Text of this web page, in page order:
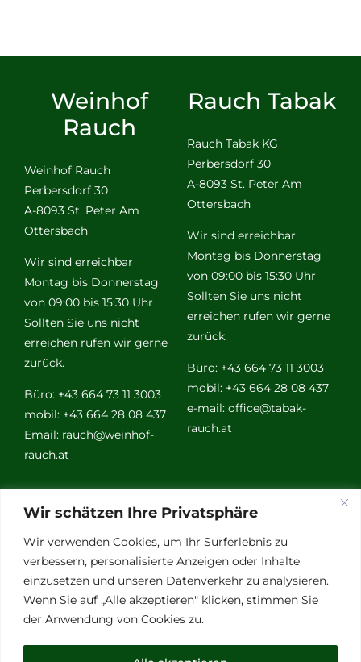
Wir schätzen Ihre Privatsphäre
Wir verwenden Cookies, um Ihr Surferlebnis zu
verbessern, personalisierte Anzeigen oder Inhalte
einzusetzen und unseren Datenverkehr zu analysieren.
Wenn Sie auf „Alle akzeptieren" klicken, stimmen Sie
der Anwendung von Cookies zu.
Weinhof
Rauch
Weinhof Rauch
Perbersdorf 30
A-8093 St. Peter Am
Ottersbach
Wir sind erreichbar
Montag bis Donnerstag
von 09:00 bis 15:30 Uhr
Sollten Sie uns nicht
erreichen rufen wir gerne
zurück.
Büro: +43 664 73 11 3003
mobil: +43 664 28 08 437
Email: rauch@weinhof-
rauch.at
Rauch Tabak
Rauch Tabak KG
Perbersdorf 30
A-8093 St. Peter Am
Ottersbach
Wir sind erreichbar
Montag bis Donnerstag
von 09:00 bis 15:30 Uhr
Sollten Sie uns nicht
erreichen rufen wir gerne
zurück.
Büro: +43 664 73 11 3003
mobil: +43 664 28 08 437
e-mail: office@tabak-
rauch.at
Weitere
Links
Vino Vitalis
Ottersbachtal
Partnerbetriebe
Links für Weinkenner